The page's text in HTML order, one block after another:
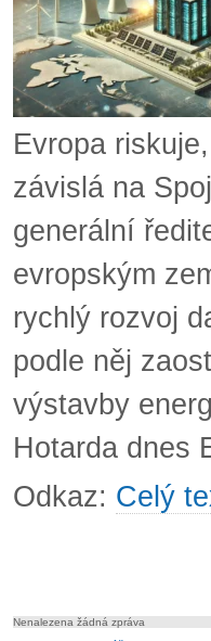
Evropa
závislá na
generální
evropským
rychlý rozvoj
podle něj
výstavby
Hotarda dnes
Odkaz: Celý
Nenalezena žádná zpráva